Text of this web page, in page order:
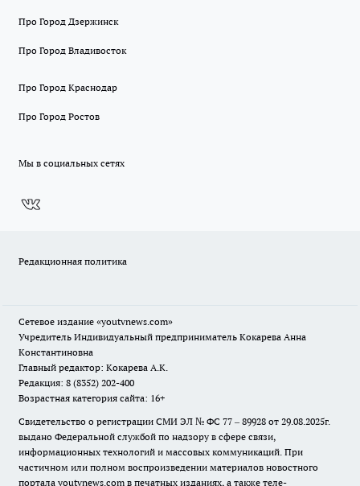
Про Город Дзержинск
Про Город Владивосток
Про Город Краснодар
Про Город Ростов
Мы в социальных сетях
Редакционная политика
Сетевое издание «youtvnews.com»
Учредитель Индивидуальный предприниматель Кокарева Анна
Константиновна
Главный редактор: Кокарева А.К.
Редакция: 8 (8352) 202-400
Возрастная категория сайта: 16+
Свидетельство о регистрации СМИ ЭЛ № ФС 77 – 89928 от 29.08.2025г.
выдано Федеральной службой по надзору в сфере связи,
информационных технологий и массовых коммуникаций. При
частичном или полном воспроизведении материалов новостного
портала youtvnews.com в печатных изданиях, а также теле-